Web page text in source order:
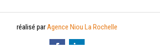
réalisé parAgence Niou La Rochelle